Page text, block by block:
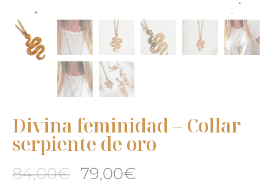
Divina feminidad – Collar
serpiente de oro
84,00€ El
79,00€